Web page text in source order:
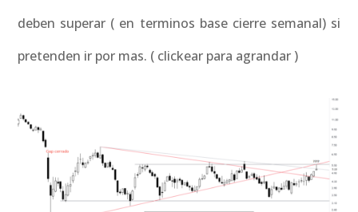
deben superar ( en terminos base cierre semanal) si
pretenden ir por mas. ( clickear para agrandar )